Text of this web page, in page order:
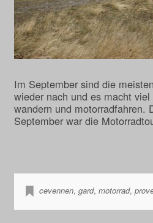
Im September sind die
wieder nach und es macht
wandern und motorradfahren.
September war die
cevennen, gard, motorrad,